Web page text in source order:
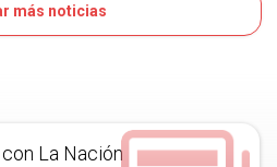
más noticias
La Nación